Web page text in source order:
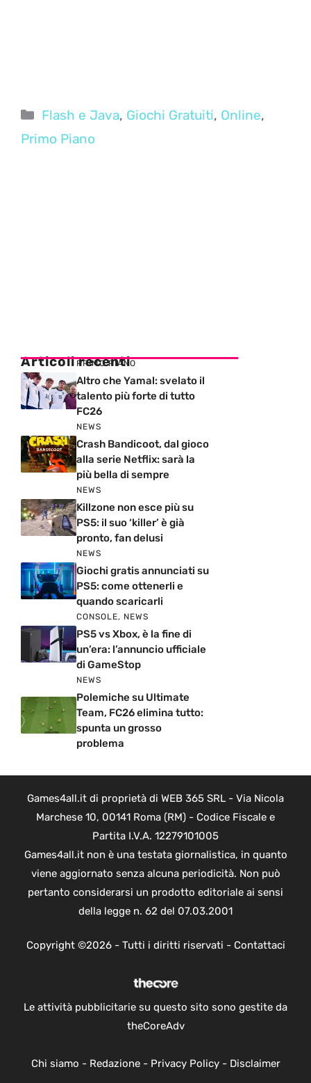
Categorie
Flash e Java, Giochi Gratuiti, Online,
Primo Piano
Articoli recenti
PRIMO PIANO
Altro che Yamal: svelato il
talento più forte di tutto
FC26
NEWS
Crash Bandicoot, dal gioco
alla serie Netflix: sarà la
più bella di sempre
NEWS
Killzone non esce più su
PS5: il suo ‘killer’ è già
pronto, fan delusi
NEWS
Giochi gratis annunciati su
PS5: come ottenerli e
quando scaricarli
CONSOLE, NEWS
PS5 vs Xbox, è la fine di
un’era: l’annuncio ufficiale
di GameStop
NEWS
Polemiche su Ultimate
Team, FC26 elimina tutto:
spunta un grosso
problema
Games4all.it di proprietà di WEB 365 SRL - Via Nicola
Marchese 10, 00141 Roma (RM) - Codice Fiscale e
Partita I.V.A. 12279101005
Games4all.it non è una testata giornalistica, in quanto
viene aggiornato senza alcuna periodicità. Non può
pertanto considerarsi un prodotto editoriale ai sensi
della legge n. 62 del 07.03.2001
Copyright ©2026 - Tutti i diritti riservati - Contattaci
Le attività pubblicitarie su questo sito sono gestite da
theCoreAdv
Chi siamo - Redazione- Privacy Policy- Disclaimer